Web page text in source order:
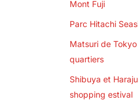
Mont Fuji
Parc Hitachi
Matsuri de
quartiers
Shibuya et
shopping estival